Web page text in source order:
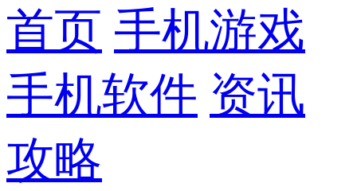
首页 手机游戏
手机软件 资讯
攻略